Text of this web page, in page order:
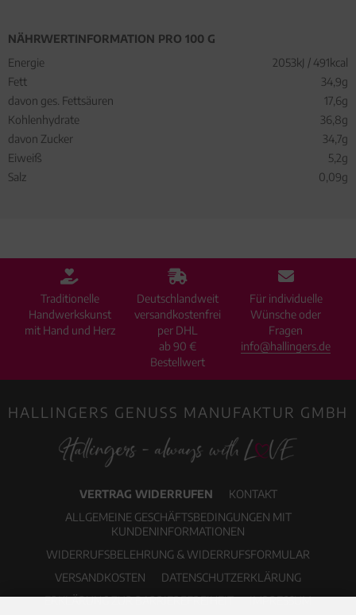
NÄHRWERTINFORMATION PRO 100 G
Energie
2053kJ / 491kcal
Fett
34,9g
davon ges. Fettsäuren
17,6g
Kohlenhydrate
36,8g
davon Zucker
34,7g
Eiweiß
5,2g
Salz
0,09g
Traditionelle
Handwerkskunst
mit Hand und Herz
Deutschlandweit
versandkostenfrei
per DHL
ab 90 €
Bestellwert
Für individuelle
Wünsche oder
Fragen
info@hallingers.de
HALLINGERS GENUSS MANUFAKTUR GMBH
VERTRAG WIDERRUFEN
KONTAKT
ALLGEMEINE GESCHÄFTSBEDINGUNGEN MIT
KUNDENINFORMATIONEN
WIDERRUFSBELEHRUNG & WIDERRUFSFORMULAR
VERSANDKOSTEN
DATENSCHUTZERKLÄRUNG
ERKLÄRUNG ZUR BARRIEREFREIHEIT
IMPRESSUM